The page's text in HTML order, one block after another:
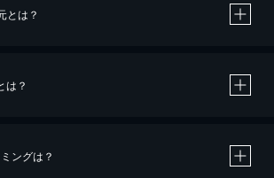
とは？
、クレジットカード決済による作品の購入 / レンタルです。
による作品の購入 / レンタルは、20％のポイント還元です。
は？
ングは？